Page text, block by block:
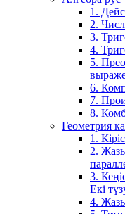
1.
2.
3.
4.
5.
6.
7.
8.
Геометрия
1.
2.
3.
Екі
4.